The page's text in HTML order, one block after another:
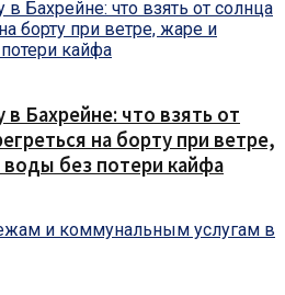
в Бахрейне: что взять от
на борту при ветре,
без потери кайфа